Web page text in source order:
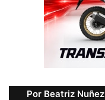
Por Beatriz Nuñez